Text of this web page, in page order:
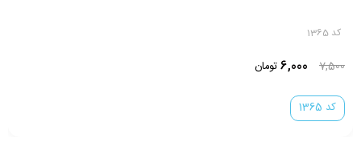
کد 313
تومان6,500
کد 313